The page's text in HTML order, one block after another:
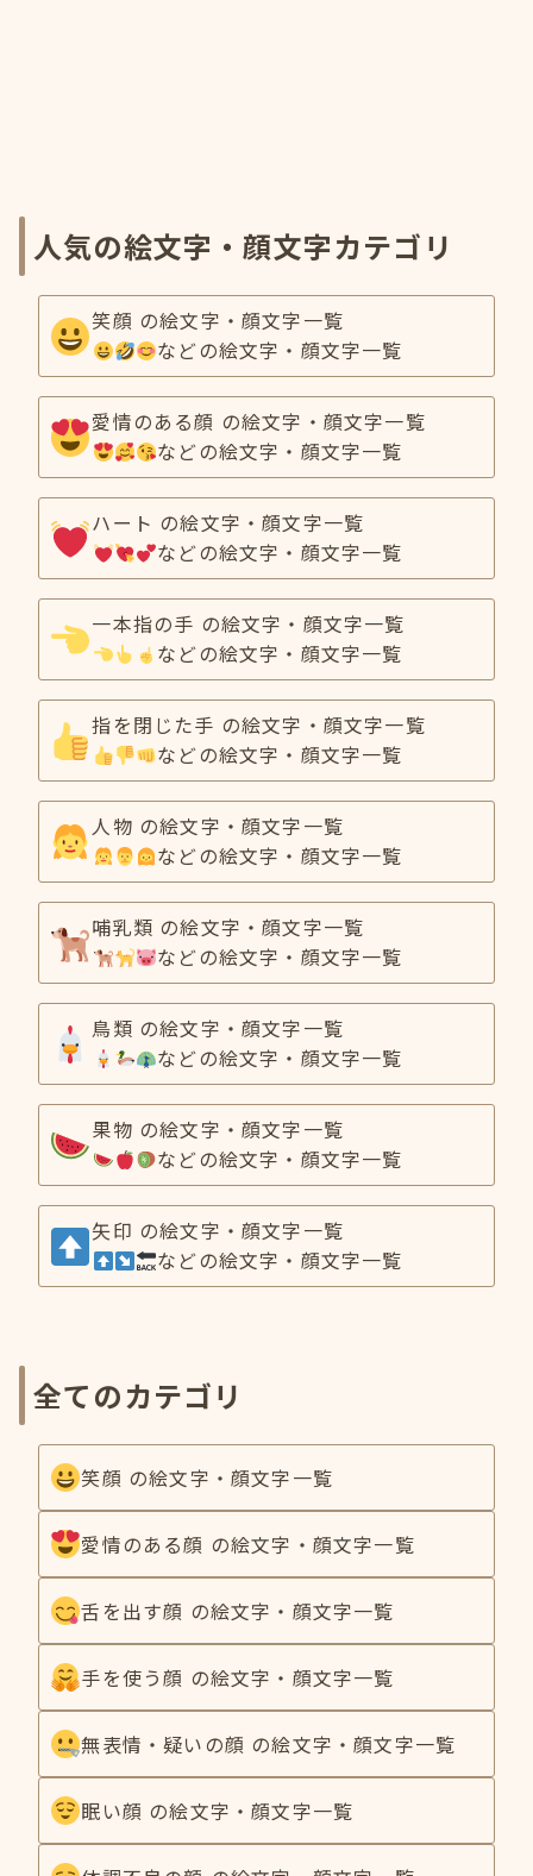
人気の絵文字・顔文字カテゴリ
笑顔 の絵文字・顔文字一覧
などの絵文字・顔文字一覧
愛情のある顔 の絵文字・顔文字一覧
などの絵文字・顔文字一覧
ハート の絵文字・顔文字一覧
などの絵文字・顔文字一覧
一本指の手 の絵文字・顔文字一覧
などの絵文字・顔文字一覧
指を閉じた手 の絵文字・顔文字一覧
などの絵文字・顔文字一覧
人物 の絵文字・顔文字一覧
などの絵文字・顔文字一覧
哺乳類 の絵文字・顔文字一覧
などの絵文字・顔文字一覧
鳥類 の絵文字・顔文字一覧
などの絵文字・顔文字一覧
果物 の絵文字・顔文字一覧
などの絵文字・顔文字一覧
矢印 の絵文字・顔文字一覧
などの絵文字・顔文字一覧
全てのカテゴリ
笑顔 の絵文字・顔文字一覧
愛情のある顔 の絵文字・顔文字一覧
舌を出す顔 の絵文字・顔文字一覧
手を使う顔 の絵文字・顔文字一覧
無表情・疑いの顔 の絵文字・顔文字一覧
眠い顔 の絵文字・顔文字一覧